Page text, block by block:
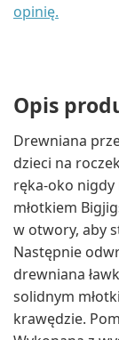
opinię.
Opis
Drewniana
dzieci na
ręka-oko nigdy
młotkiem
w otwory, aby
Następnie
drewniana
solidnym
krawędzie.